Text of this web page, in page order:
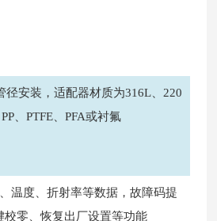
径安装，适配器材质为316L、220
、PTFE、PFA或衬氟
温度、折射率等数据，故障码提
校零、恢复出厂设置等功能